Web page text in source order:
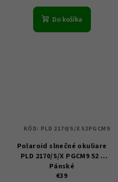
Do košíka
Polaroid slnečné okuliare
PLD 2170/S/X PGCM9 52 -
Pánské
€39
KÓD: PLD 2170/S/X 52PGCM9